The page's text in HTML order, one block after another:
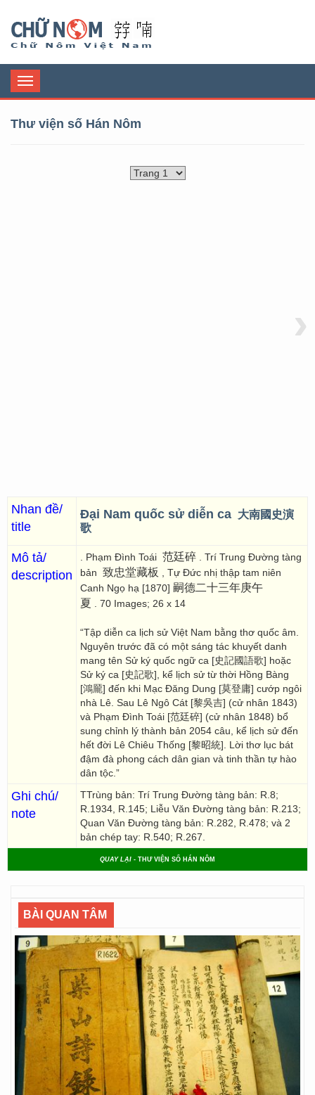
Toggle
navigation
Thư viện số Hán Nôm
›
Nhan đề/
title
Đại Nam quốc sử diễn ca 大南國史演
歌
Mô tả/
description
. Phạm Đình Toái 范廷碎 . Trí Trung Đường tàng
bản 致忠堂藏板
, Tự Đức nhị thập tam niên
Canh Ngọ hạ [1870] 嗣德二十三年庚午
夏 . 70 Images; 26 x 14
“Tập diễn ca lịch sử Việt Nam bằng thơ quốc âm.
Nguyên trước đã có một sáng tác khuyết danh
mang tên Sử ký quốc ngữ ca [史記國語歌] hoặc
Sử ký ca [史記歌], kể lịch sử từ thời Hồng Bàng
[鴻龎] đến khi Mạc Đăng Dung [莫登庸] cướp ngôi
nhà Lê. Sau Lê Ngô Cát [黎吳吉] (cử nhân 1843)
và Phạm Đình Toái [范廷碎] (cử nhân 1848) bổ
sung chỉnh lý thành bản 2054 câu, kể lịch sử đến
hết đời Lê Chiêu Thống [黎昭統]. Lời thơ lục bát
đậm đà phong cách dân gian và tinh thần tự hào
dân tộc.”
Ghi chú/
note
TTrùng bản: Trí Trung Đường tàng bản: R.8;
R.1934, R.145; Liễu Văn Đường tàng bản: R.213;
Quan Văn Đường tàng bản: R.282, R.478; và 2
bản chép tay: R.540; R.267.
QUAY LẠI - THƯ VIỆN SỐ HÁN NÔM
BÀI QUAN TÂM